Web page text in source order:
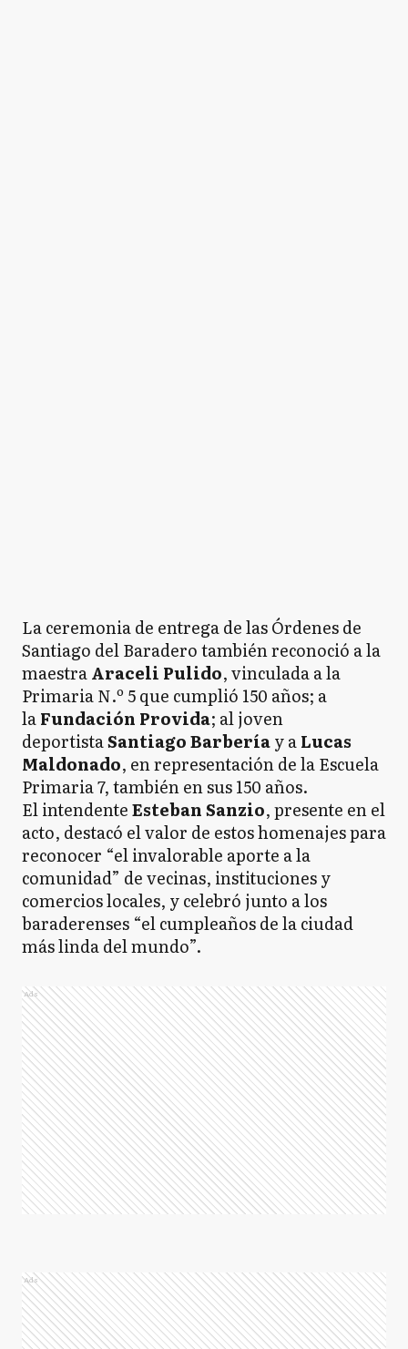
La ceremonia de entrega de las Órdenes de
Santiago del Baradero también reconoció a la
maestraAraceli Pulido, vinculada a la
Primaria N.º 5 que cumplió 150 años; a
laFundación Provida; al joven
deportistaSantiago Barberíay aLucas
Maldonado, en representación de la Escuela
Primaria 7, también en sus 150 años.
El intendenteEsteban Sanzio, presente en el
acto, destacó el valor de estos homenajes para
reconocer “el invalorable aporte a la
comunidad” de vecinas, instituciones y
comercios locales, y celebró junto a los
baraderenses “el cumpleaños de la ciudad
más linda del mundo”.
Ads
Ads